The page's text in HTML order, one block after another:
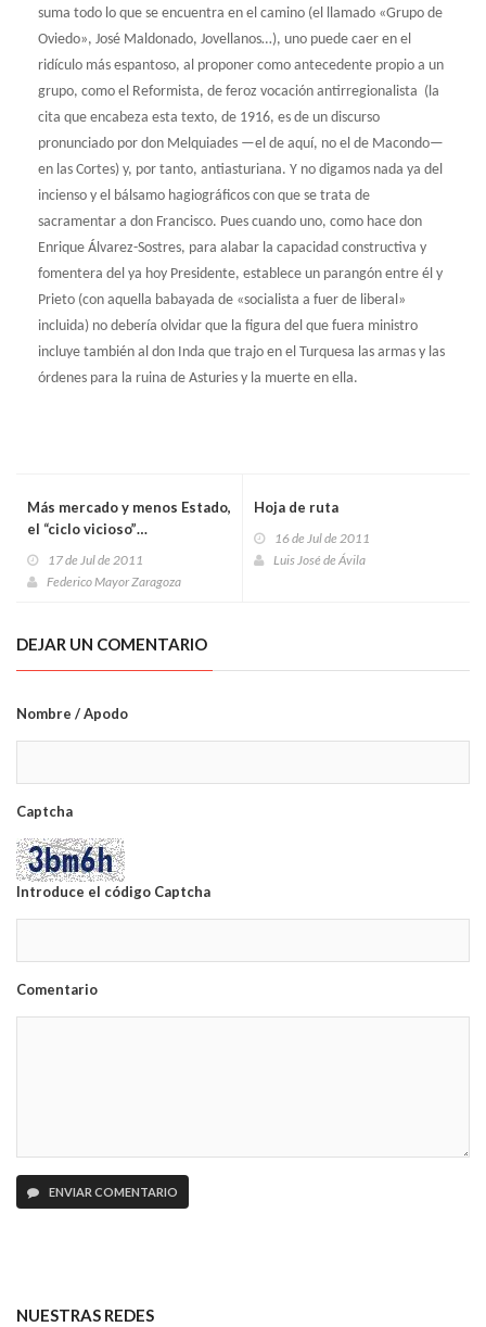
suma todo lo que se encuentra en el camino (el llamado «Grupo de
Oviedo», José Maldonado, Jovellanos…), uno puede caer en el
ridículo más espantoso, al proponer como antecedente propio a un
grupo, como el Reformista, de feroz vocación antirregionalista (la
cita que encabeza esta texto, de 1916, es de un discurso
pronunciado por don Melquiades —el de aquí, no el de Macondo—
en las Cortes) y, por tanto, antiasturiana. Y no digamos nada ya del
incienso y el bálsamo hagiográficos con que se trata de
sacramentar a don Francisco. Pues cuando uno, como hace don
Enrique Álvarez-Sostres, para alabar la capacidad constructiva y
fomentera del ya hoy Presidente, establece un parangón entre él y
Prieto (con aquella babayada de «socialista a fuer de liberal»
incluida) no debería olvidar que la figura del que fuera ministro
incluye también al don Inda que trajo en el Turquesa las armas y las
órdenes para la ruina de Asturies y la muerte en ella.
Más mercado y menos Estado,
el “ciclo vicioso”…
17 de Jul de 2011
Federico Mayor Zaragoza
Hoja de ruta
16 de Jul de 2011
Luis José de Ávila
DEJAR UN COMENTARIO
Nombre / Apodo
Captcha
Introduce el código Captcha
Comentario
ENVIAR COMENTARIO
NUESTRAS REDES